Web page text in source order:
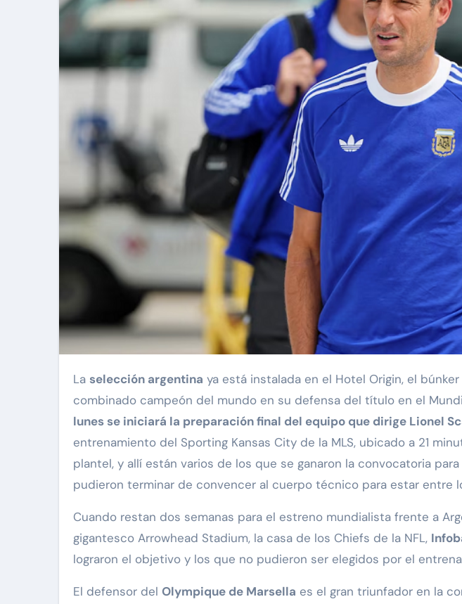
La selección argentina ya está instalada en el Hotel Origin, el
combinado campeón del mundo en su defensa del título en el
lunes se iniciará la preparación final del equipo que dirige Lionel
entrenamiento del Sporting Kansas City de la MLS, ubicado a 21
plantel, y allí están varios de los que se ganaron la convocatoria
pudieron terminar de convencer al cuerpo técnico para estar entre
Cuando restan dos semanas para el estreno mundialista frente a
gigantesco Arrowhead Stadium, la casa de los Chiefs de la NFL,
lograron el objetivo y los que no pudieron ser elegidos por el
El defensor del Olympique de Marsella es el gran triunfador en la